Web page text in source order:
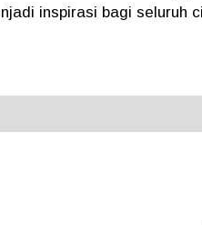
inspirasi bagi seluruh